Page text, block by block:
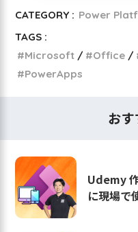
CATEGORY : Power
TAGS :
Microsoft
Office
PowerApps
お
Udemy
に現場で